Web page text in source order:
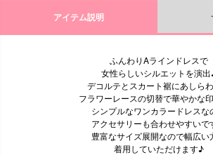
アイテム説明
ふんわりAラインドレスで
女性らしいシルエットを演
デコルテとスカート裾にあしら
フラワーレースの切替で華やかな
シンプルなワンカラードレスな
アクセサリーも合わせやすい
豊富なサイズ展開なので幅広い
着用していただけます♪